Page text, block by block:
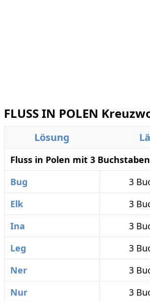
FLUSS IN POLEN
Lösung
Fluss in Polen mit 3 Buchstaben
Bug
3
Elk
3
Ina
3
Leg
3
Ner
3
Nur
3